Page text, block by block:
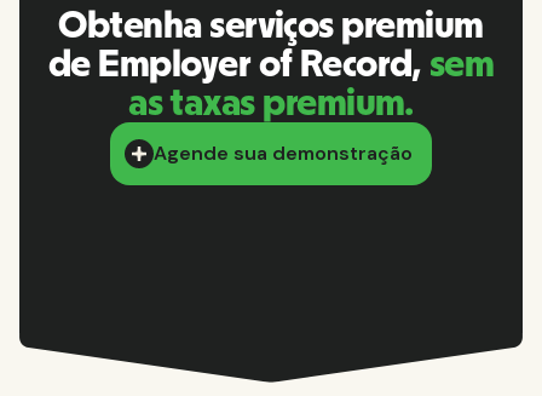
Obtenha serviços premium
de Employer of Record, sem
as taxas premium.
Agende sua demonstração